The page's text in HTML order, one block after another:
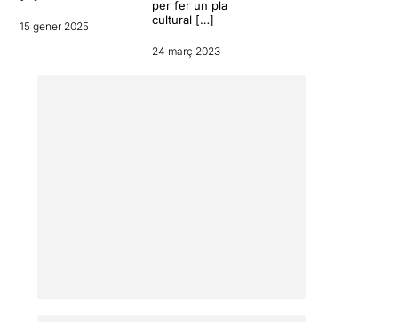
15 gener 2025
per fer un pla
cultural […]
24 març 2023